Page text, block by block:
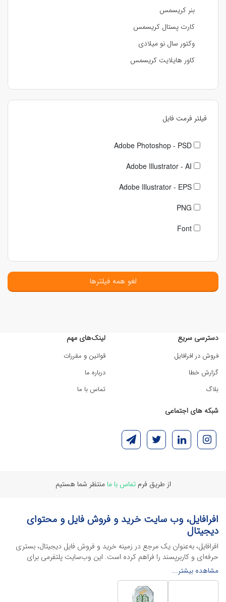
بنر کریسمس
کارت پستال کریسمس
وکتور سال نو میلادی
کاور هایلایت کریسمس
فیلتر فرمت فایل
Adobe Photoshop - PSD
Adobe Illustrator - AI
Adobe Illustrator - EPS
PNG
Font
لغو همه فیلترها
دسترسی سریع
فروش در افرافایل
گزارش خطا
بلاگ
لینک‌های مهم
قوانین و مقررات
درباره ما
تماس با ما
شبکه های اجتماعی
از طریق فرمتماس با ما منتظر شما هستیم
افرافایل، وب سایت خرید و فروش فایل و محتوای
دیجیتال
افرافایل، به‌عنوان یک مرجع در زمینه خرید و فروش فایل دیجیتال، بستری
حرفه‌ای و کاربرپسند را فراهم کرده است. این وب‌سایت‌ پلتفرمی برای
طراحان، دانشجویان و فریلنسرها ایجاد می‌کند تا به راحتی محصولات
دیجیتال خود را به فروش رسانده یا از محتواهایی باکیفیت برای پیشبرد
اهدافشان استفاده کنند.
مشاهده بیشتر...